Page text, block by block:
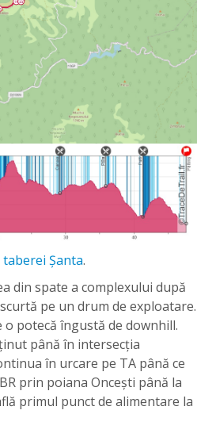
taberei Șanta.
din spate a complexului după
pe un drum de exploatare.
potecă îngustă de downhill.
până în intersecția
în urcare pe TA până ce
prin poiana Oncești până la
primul punct de alimentare la